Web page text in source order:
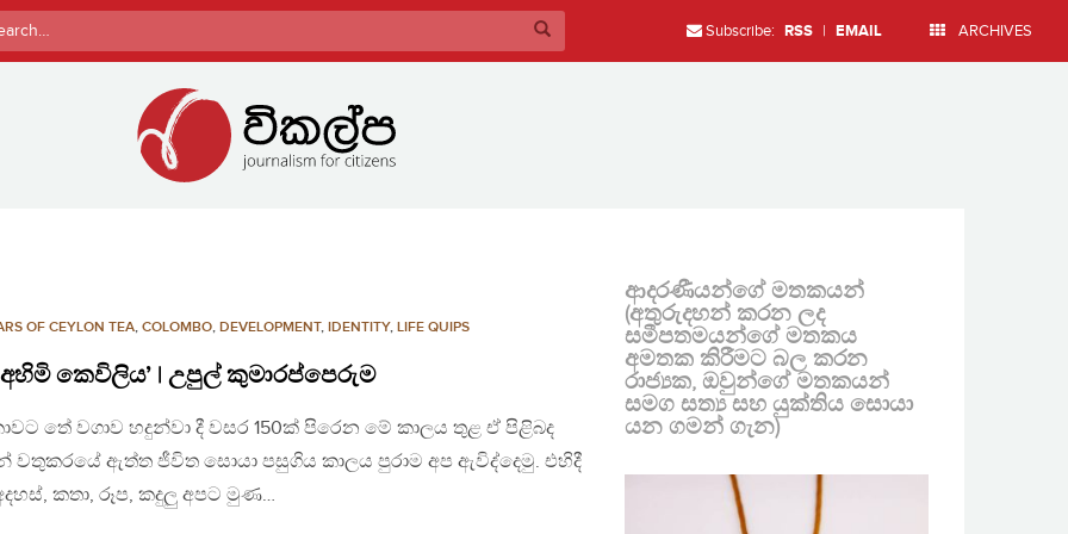
Subscribe: RSS | EMAIL ARCHIVES
OF CEYLON TEA, COLOMBO, DEVELOPMENT, IDENTITY, LIFE QUIPS
අහිමි කෙවිලිය’ | උපුල් කුමාරප්පෙරුම
තේ වගාව හදුන්වා දී වසර 150ක් පිරෙන මේ කාලය තුළ ඒ පිළිබද
වතුකරයේ ඇත්ත ජීවිත සොයා පසුගිය කාලය පුරාම අප ඇවිද්දෙමු. එහිදී
කතා, රූප, කදුලු අපට මුණ…
ආදරණීයන්ගේ මතකයන්
(අතුරුදහන් කරන ලද
සමීපතමයන්ගේ මතකය
අමතක කිරීමට බල කරන
රාජ්‍යක, ඔවුන්ගේ මතකයන්
සමග සත්‍ය සහ යුක්තිය සොයා
යන ගමන් ගැන)